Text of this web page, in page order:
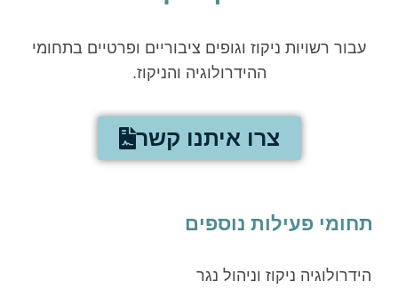
עבור רשויות ניקוז וגופים ציבוריים ופרטיים בתחומי
ההידרולוגיה והניקוז.
צרו איתנו קשר
תחומי פעילות נוספים
הידרולוגיה ניקוז וניהול נגר